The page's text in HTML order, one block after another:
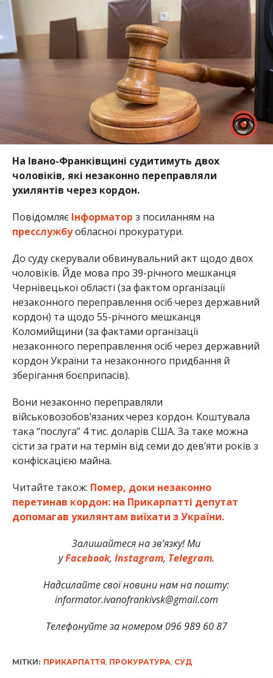
На Івано-Франківщині судитимуть двох
чоловіків, які незаконно переправляли
ухилянтів через кордон.
Повідомляє Інформатор з посиланням на
пресслужбуобласної прокуратури.
До суду скерували обвинувальний акт щодо двох
чоловіків. Йде мова про 39-річного мешканця
Чернівецької області (за фактом організації
незаконного переправлення осіб через державний
кордон) та щодо 55-річного мешканця
Коломийщини (за фактами організації
незаконного переправлення осіб через державний
кордон України та незаконного придбання й
зберігання боєприпасів).
Вони незаконно переправляли
військовозобов’язаних через кордон. Коштувала
така “послуга” 4 тис. доларів США. За таке можна
сісти за грати на термін від семи до дев’яти років з
конфіскацією майна.
Читайте також: Помер, доки незаконно
перетинав кордон: на Прикарпатті депутат
допомагав ухилянтам виїхати з України.
Залишайтеся на зв’язку! Ми
уFacebook, Instagram, Telegram.
Надсилайте свої новини нам на пошту:
informator.ivanofrankivsk@gmail.com
Телефонуйте за номером 096 989 60 87
МІТКИ: ПРИКАРПАТТЯ, ПРОКУРАТУРА, СУД